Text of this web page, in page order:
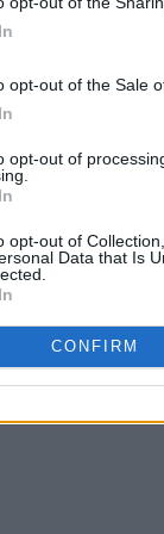
opt-out of the Sale
opt-out of
opt-out of
Data that Is
CONFIRM
το
να είναι σύντομα
δεν υιοθετεί τις